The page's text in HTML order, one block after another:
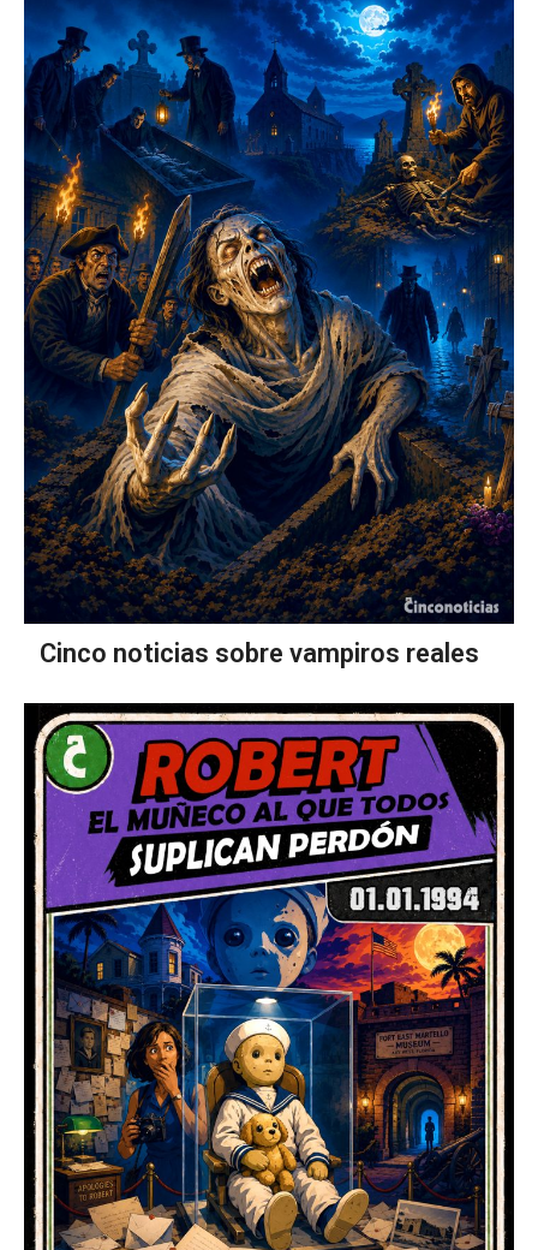
Cinco noticias sobre vampiros reales